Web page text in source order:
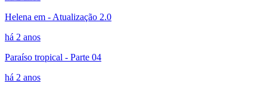
Helena em - Atualização 2.0
há 2 anos
Paraíso tropical - Parte 04
há 2 anos